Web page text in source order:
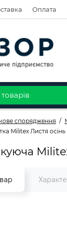
Оплата
спорядження
Militex Листя